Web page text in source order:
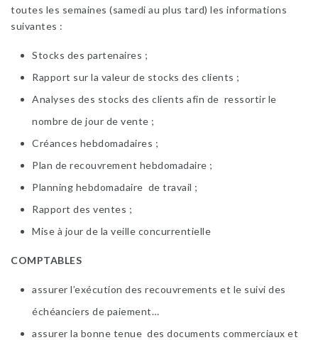
toutes les semaines (samedi au plus tard) les informations
suivantes :
Stocks des partenaires ;
Rapport sur la valeur de stocks des clients ;
Analyses des stocks des clients afin de ressortir le
nombre de jour de vente ;
Créances hebdomadaires ;
Plan de recouvrement hebdomadaire ;
Planning hebdomadaire de travail ;
Rapport des ventes ;
Mise à jour de la veille concurrentielle
COMPTABLES
assurer l’exécution des recouvrements et le suivi des
échéanciers de paiement…
assurer la bonne tenue des documents commerciaux et